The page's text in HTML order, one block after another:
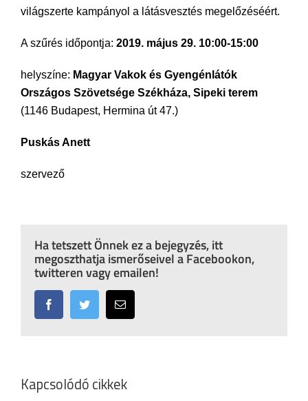
világszerte kampányol a látásvesztés megelőzéséért.
A szűrés időpontja: 2019. május 29. 10:00-15:00
helyszíne: Magyar Vakok és Gyengénlátók
Országos Szövetsége Székháza, Sipeki terem
(1146 Budapest, Hermina út 47.)
Puskás Anett
szervező
Ha tetszett Önnek ez a bejegyzés, itt
megoszthatja ismerőseivel a Facebookon,
twitteren vagy emailen!
FacebookTwitter Email:
Kapcsolódó cikkek